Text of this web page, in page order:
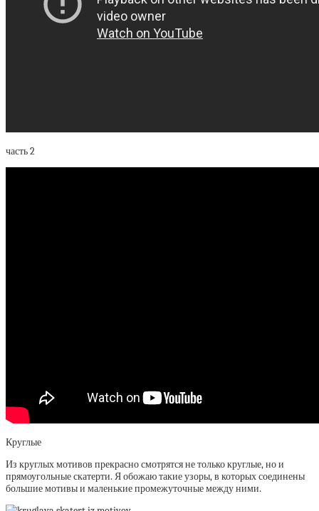
часть 2
Круглые
Из круглых мотивов прекрасно смотрятся не только круглые, но и
прямоугольные скатерти. Я обожаю такие узоры, в которых соединены
большие мотивы и маленькие промежуточные между ними.